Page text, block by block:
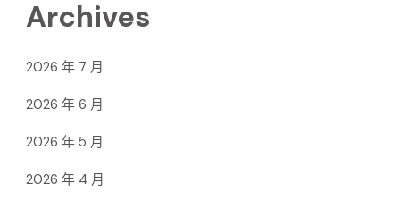
Archives
2026 年 7 月
2026 年 6 月
2026 年 5 月
2026 年 4 月